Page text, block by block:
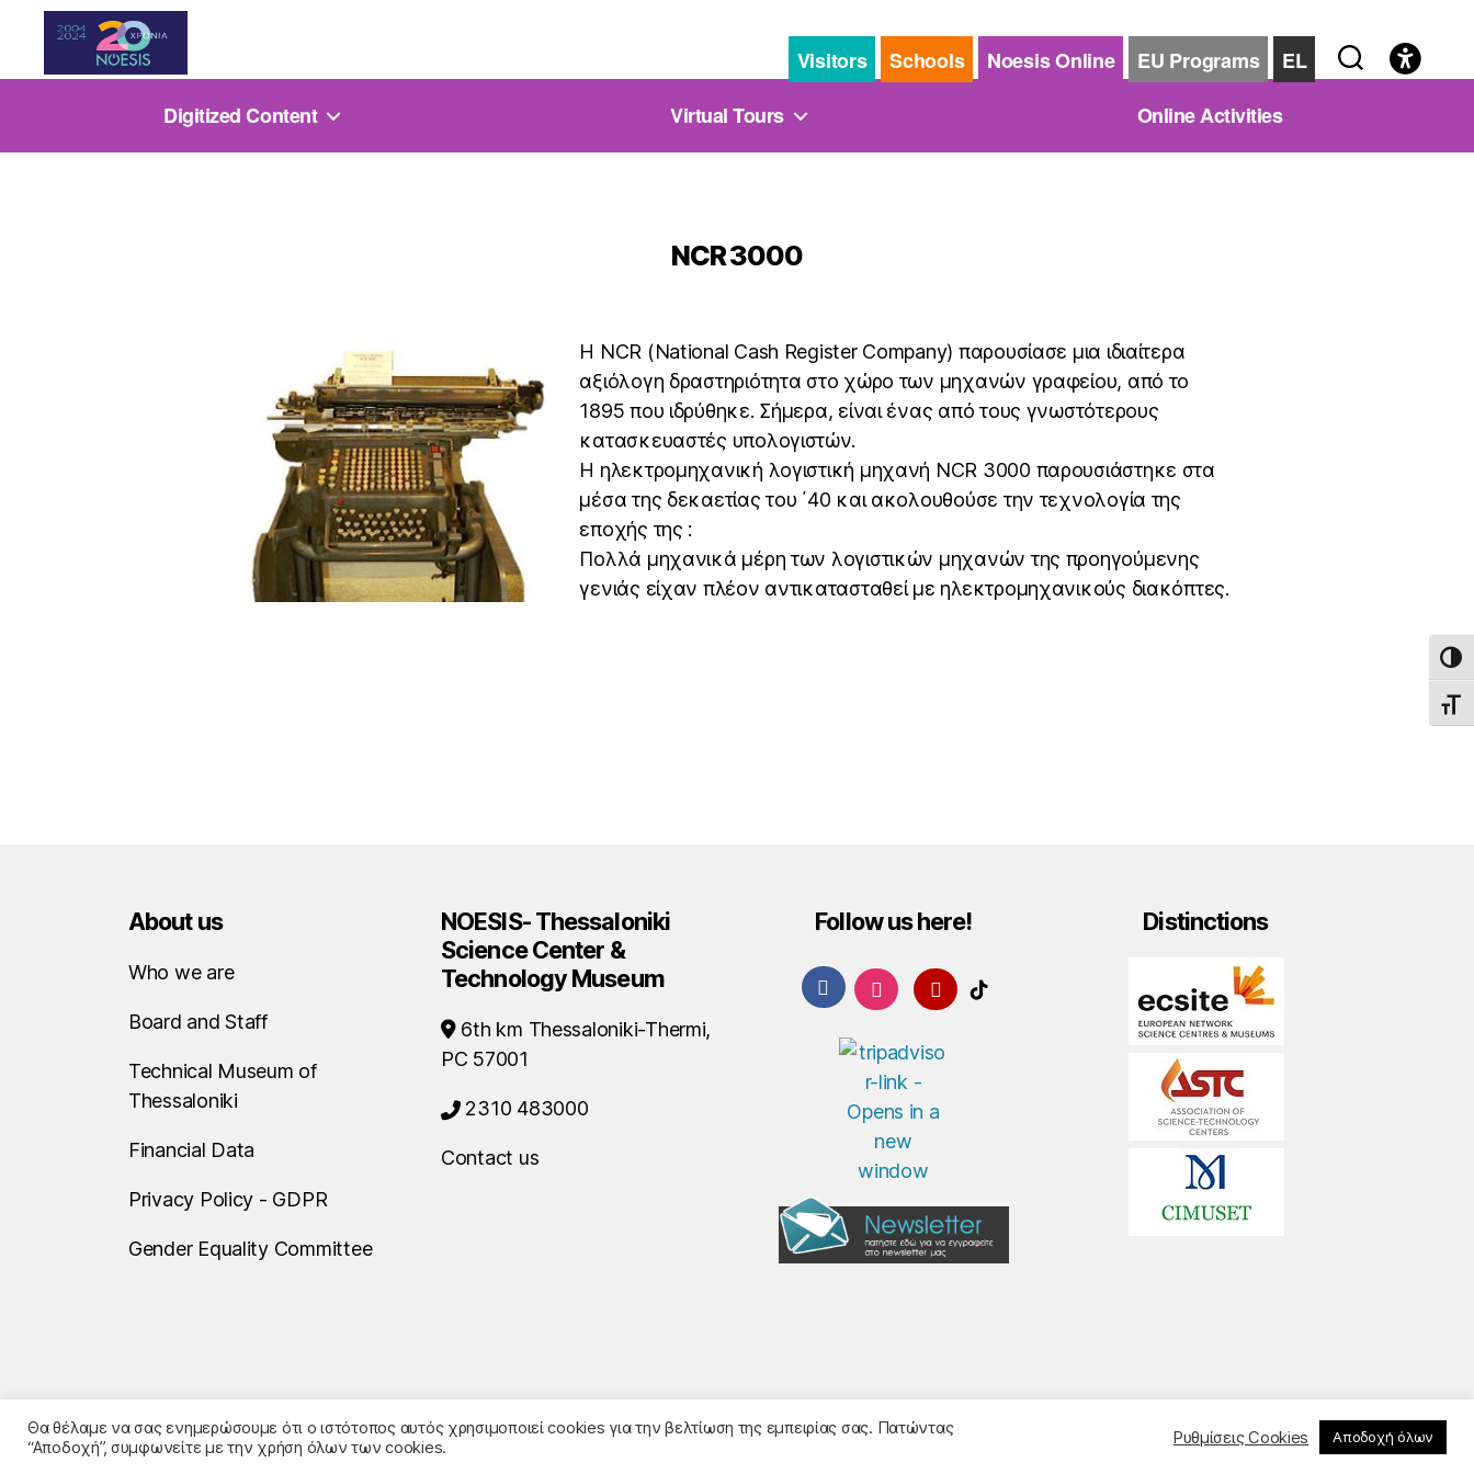
Noesis
Visitors Schools Noesis Online EU Programs
EL
Digitized Content
Virtual Tours Online Activities
NCR 3000
H NCR (National Cash Register Company) παρουσίασε μια ιδιαίτερα
αξιόλογη δραστηριότητα στο χώρο των μηχανών γραφείου, από το
1895 που ιδρύθηκε. Σήμερα, είναι ένας από τους γνωστότερους
κατασκευαστές υπολογιστών.
Η ηλεκτρομηχανική λογιστική μηχανή NCR 3000 παρουσιάστηκε στα
μέσα της δεκαετίας του ΄40 και ακολουθούσε την τεχνολογία της
εποχής της :
Πολλά μηχανικά μέρη των λογιστικών μηχανών της προηγούμενης
γενιάς είχαν πλέον αντικατασταθεί με ηλεκτρομηχανικούς διακόπτες.
About us
Who we are
Board and Staff
Technical Museum of
Thessaloniki
Financial Data
Privacy Policy - GDPR
Gender Equality Committee
NOESIS- Thessaloniki
Science Center &
Technology Museum
6th km Thessaloniki-Thermi,
PC 57001
2310 483000
Contact us
Follow us here! Distinctions
© 2026Noesis - Design and Development
Θα θέλαμε να σας ενημερώσουμε ότι ο ιστότοπος αυτός χρησιμοποιεί cookies για την βελτίωση της εμπειρίας σας. Πατώντας
“Αποδοχή”, συμφωνείτε με την χρήση όλων των cookies.
Ρυθμίσεις Cookies Αποδοχή όλων